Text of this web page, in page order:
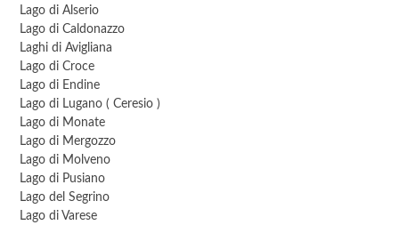
Lago di Alserio
Lago di Caldonazzo
Laghi di Avigliana
Lago di Croce
Lago di Endine
Lago di Lugano ( Ceresio )
Lago di Monate
Lago di Mergozzo
Lago di Molveno
Lago di Pusiano
Lago del Segrino
Lago di Varese